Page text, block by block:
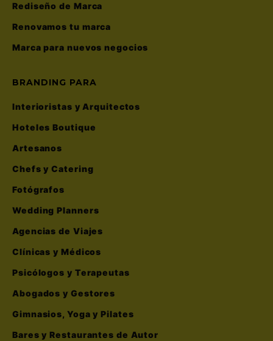
Rediseño de Marca
Renovamos tu marca
Marca para nuevos negocios
BRANDING PARA
Interioristas y Arquitectos
Hoteles Boutique
Artesanos
Chefs y Catering
Fotógrafos
Wedding Planners
Agencias de Viajes
Clínicas y Médicos
Psicólogos y Terapeutas
Abogados y Gestores
Gimnasios, Yoga y Pilates
Bares y Restaurantes de Autor